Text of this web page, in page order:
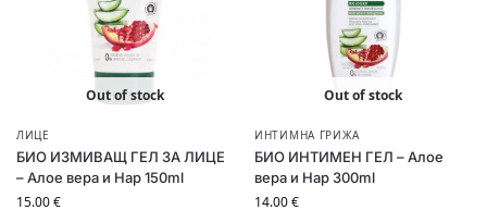
Out of stock
ЛИЦЕ
БИО ИЗМИВАЩ ГЕЛ ЗА ЛИЦЕ
– Алое вера и Нар 150ml
15.00€
Out of stock
ИНТИМНА ГРИЖА
БИО ИНТИМЕН ГЕЛ – Алое
вера и Нар 300ml
14.00€